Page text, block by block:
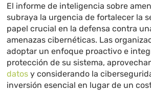
El informe de inteligencia sobre
subraya la urgencia de fortalecer la
papel crucial en la defensa contra
amenazas cibernéticas. Las
adoptar un enfoque proactivo e
protección de su sistema,
datos y considerando la
inversión esencial en lugar de un